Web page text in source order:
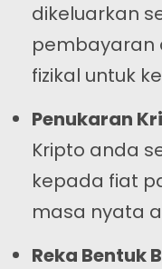
dikeluarkan
pembayaran
fizikal untuk
Penukaran
Kripto anda
kepada fiat
masa nyata
Reka Bentuk